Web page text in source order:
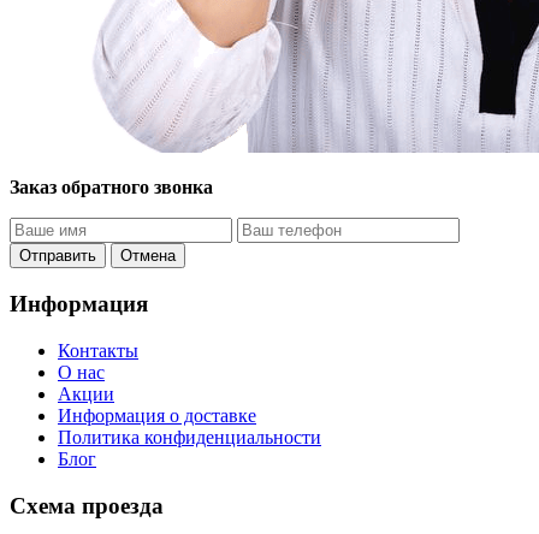
Заказ обратного звонка
Отправить Отмена
Информация
Контакты
O нас
Акции
Информация о доставке
Политика конфиденциальности
Блог
Схема проезда